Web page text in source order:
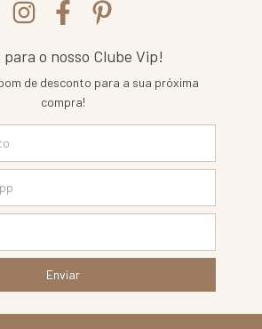
o nosso Clube Vip!
de desconto para a sua próxima
compra!